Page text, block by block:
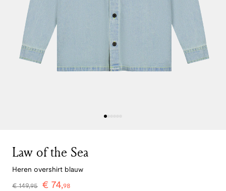
Law of the Sea
Heren overshirt blauw
€149,95 € 74,98